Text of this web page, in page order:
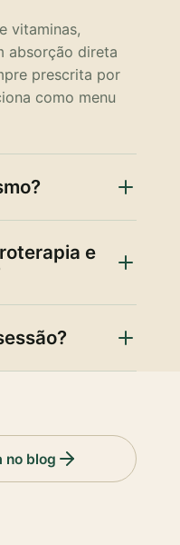
vitaminas,
absorção direta
prescrita por
como menu
e
no blog